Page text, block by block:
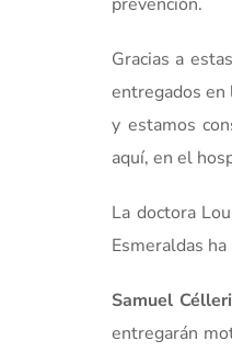
Gracias a
entregados en
y estamos
aquí, en el
La doctora
Esmeraldas
Samuel Célleri
entregarán